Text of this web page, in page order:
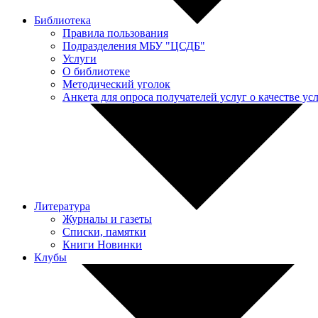
Библиотека
Правила пользования
Подразделения МБУ "ЦСДБ"
Услуги
О библиотеке
Методический уголок
Анкета для опроса получателей услуг о качестве
Литература
Журналы и газеты
Списки, памятки
Книги Новинки
Клубы